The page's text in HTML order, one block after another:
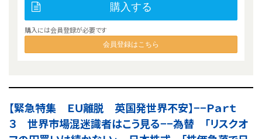
購入する
購入には会員登録が必要です
会員登録はこちら
【緊急特集 ＥＵ離脱 英国発世界不安】−−Ｐａｒｔ
３ 世界市場混迷識者はこう見る−−為替 「リスクオ